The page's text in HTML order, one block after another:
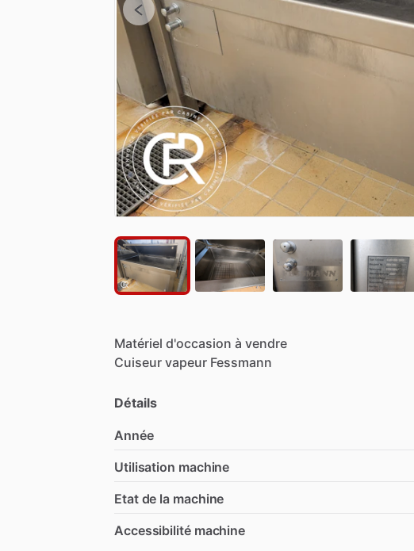
Matériel d'occasion à vendre
Cuiseur vapeur Fessmann
Détails
Année
Utilisation machine
Etat de la machine
Accessibilité machine